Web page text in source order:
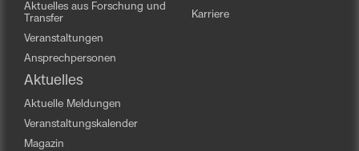
Aktuelles aus Forschung und
Transfer
Veranstaltungen
Ansprechpersonen
Karriere
Aktuelles
Aktuelle Meldungen
Veranstaltungskalender
Magazin